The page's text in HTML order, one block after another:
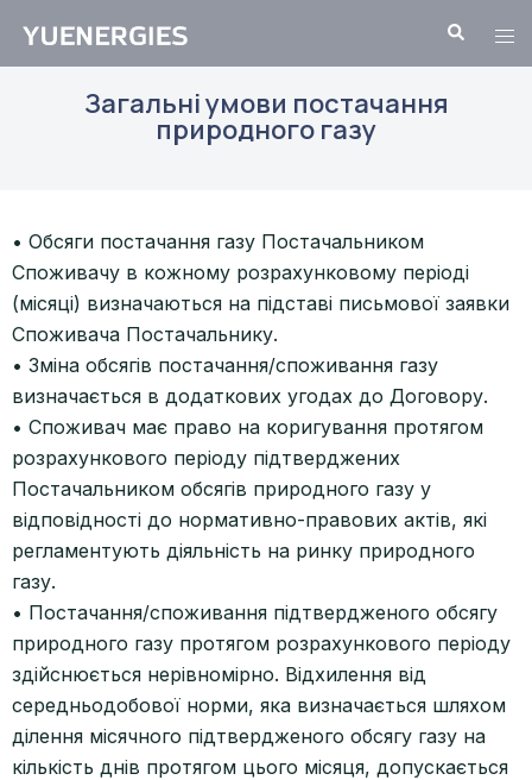
Загальні умови постачання
природного газу
• Обсяги постачання газу Постачальником
Споживачу в кожному розрахунковому періоді
(місяці) визначаються на підставі письмової заявки
Споживача Постачальнику.
• Зміна обсягів постачання/споживання газу
визначається в додаткових угодах до Договору.
• Споживач має право на коригування протягом
розрахункового періоду підтверджених
Постачальником обсягів природного газу у
відповідності до нормативно-правових актів, які
регламентують діяльність на ринку природного
газу.
• Постачання/споживання підтвердженого обсягу
природного газу протягом розрахункового періоду
здійснюється нерівномірно. Відхилення від
середньодобової норми, яка визначається шляхом
ділення місячного підтвердженого обсягу газу на
кількість днів протягом цього місяця, допускається